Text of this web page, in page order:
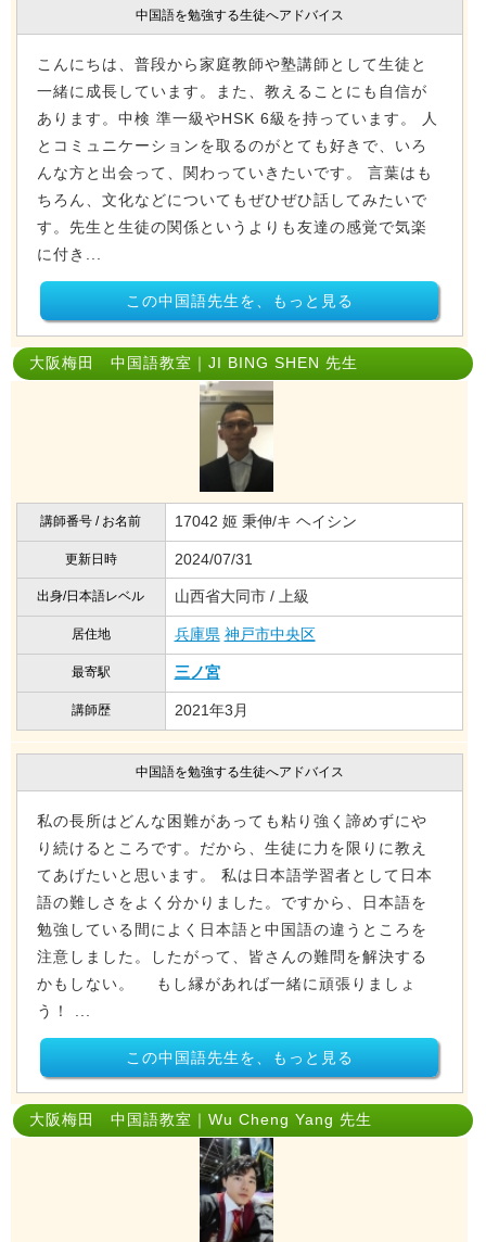
中国語を勉強する生徒へアドバイス
こんにちは、普段から家庭教師や塾講師として生徒と
一緒に成長しています。また、教えることにも自信が
あります。中検 準一級やHSK 6級を持っています。 人
とコミュニケーションを取るのがとても好きで、いろ
んな方と出会って、関わっていきたいです。 言葉はも
ちろん、文化などについてもぜひぜひ話してみたいで
す。先生と生徒の関係というよりも友達の感覚で気楽
に付き...
この中国語先生を、もっと見る
大阪梅田 中国語教室｜JI BING SHEN 先生
講師番号 / お名前 17042 姬 秉伸/キ ヘイシン
更新日時 2024/07/31
出身/日本語レベル 山西省大同市 / 上級
居住地 兵庫県 神戸市中央区
最寄駅 三ノ宮
講師歴 2021年3月
中国語を勉強する生徒へアドバイス
私の長所はどんな困難があっても粘り強く諦めずにや
り続けるところです。だから、生徒に力を限りに教え
てあげたいと思います。 私は日本語学習者として日本
語の難しさをよく分かりました。ですから、日本語を
勉強している間によく日本語と中国語の違うところを
注意しました。したがって、皆さんの難問を解決する
かもしない。 もし縁があれば一緒に頑張りましょ
う！ ...
この中国語先生を、もっと見る
大阪梅田 中国語教室｜Wu Cheng Yang 先生